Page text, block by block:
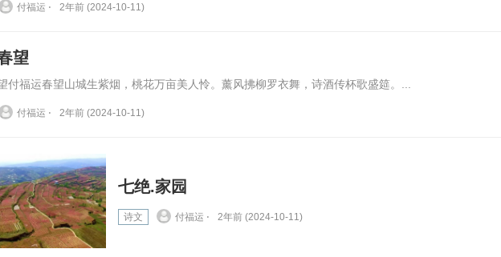
付福运 ⋅ 2年前 (2024-10-11)
望
付福运春望山城生紫烟，桃花万亩美人怜。薰风拂柳罗衣舞，诗酒传杯歌盛筵。...
付福运 ⋅ 2年前 (2024-10-11)
七绝.家园
诗文 付福运 ⋅ 2年前 (2024-10-11)